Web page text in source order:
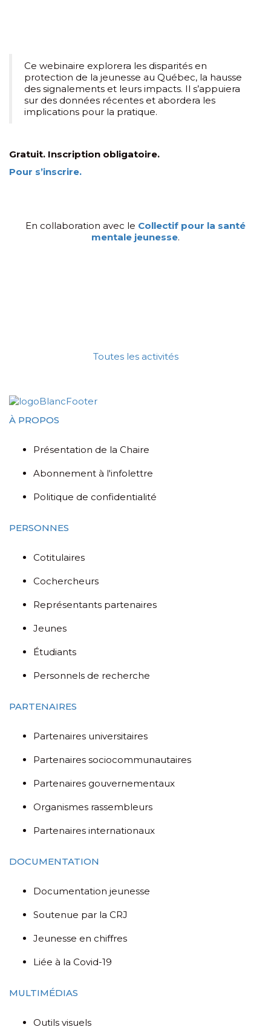
Ce webinaire explorera les disparités en
protection de la jeunesse au Québec, la hausse
des signalements et leurs impacts. Il s’appuiera
sur des données récentes et abordera les
implications pour la pratique.
Gratuit. Inscription obligatoire.
Pour s’inscrire.
En collaboration avec le Collectif pour la santé
mentale jeunesse.
Toutes les activités
À PROPOS
Présentation de la Chaire
Abonnement à l'infolettre
Politique de confidentialité
PERSONNES
Cotitulaires
Cochercheurs
Représentants partenaires
Jeunes
Étudiants
Personnels de recherche
PARTENAIRES
Partenaires universitaires
Partenaires sociocommunautaires
Partenaires gouvernementaux
Organismes rassembleurs
Partenaires internationaux
DOCUMENTATION
Documentation jeunesse
Soutenue par la CRJ
Jeunesse en chiffres
Liée à la Covid-19
MULTIMÉDIAS
Outils visuels